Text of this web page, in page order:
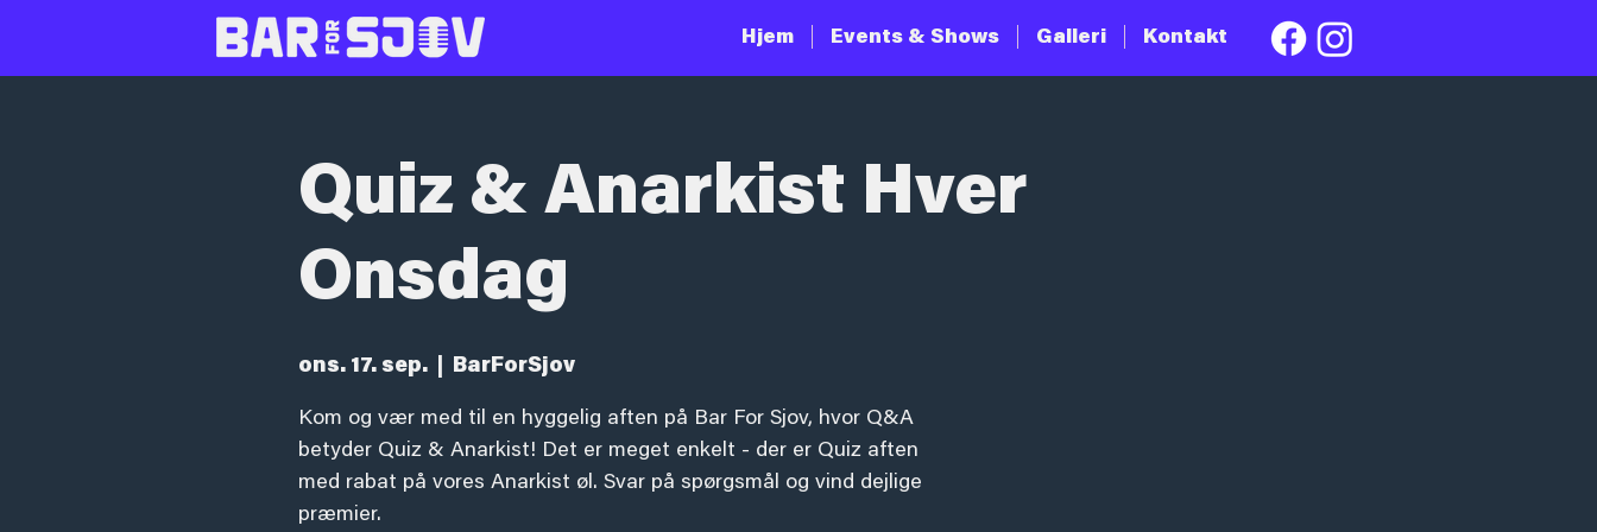
Hjem Events & Shows Galleri Kontakt
Quiz & Anarkist Hver
Onsdag
ons. 17. sep.
  |
BarForSjov
Kom og vær med til en hyggelig aften på Bar For Sjov, hvor Q&A
betyder Quiz & Anarkist! Det er meget enkelt - der er Quiz aften
med rabat på vores Anarkist øl. Svar på spørgsmål og vind dejlige
præmier.